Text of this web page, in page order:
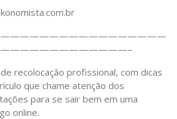
recolocação profissional, com dicas
que chame atenção dos
para se sair bem em uma
online.